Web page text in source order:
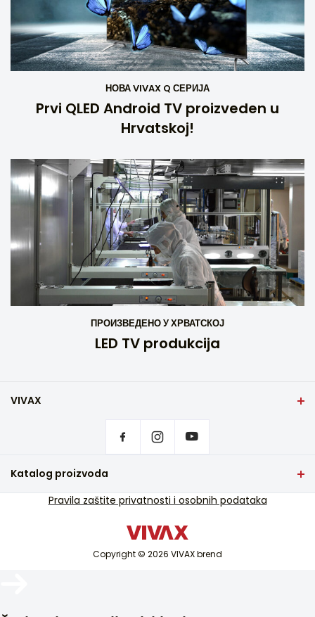
НОВА VIVAX Q СЕРИЈА
Prvi QLED Android TV proizveden u
Hrvatskoj!
ПРОИЗВЕДЕНО У ХРВАТСКОЈ
LED TV produkcija
VIVAX
Gde kupiti VIVAX proizvode?
Servisna podrška
Servisna podrška van garancije
Katalog proizvoda
TV i audio
Copyright © 2026 VIVAX brend
Pravila zaštite privatnosti i osobnih podataka